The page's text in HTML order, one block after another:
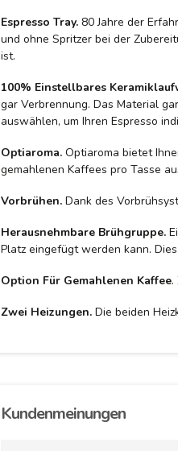
Espresso Tray. 80 Jahre der
und ohne Spritzer bei der
ist.
100% Einstellbares
gar Verbrennung. Das Material
auswählen, um Ihren Espresso
Optiaroma. Optiaroma bietet
gemahlenen Kaffees pro Tasse
Vorbrühen. Dank des
Herausnehmbare Brühgruppe.
Platz eingefügt werden kann.
Option Für Gemahlenen Kaffee.
Zwei Heizungen. Die beiden
Kundenmeinungen